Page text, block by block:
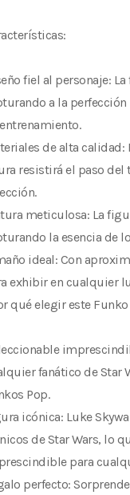
fiel al personaje:
a la perfección
de alta
resistirá el paso del
meticulosa: La
la esencia de
ideal: Con
exhibir en cualquier
qué elegir este Funko
fanático de Star
Pop.
icónica: Luke
de Star Wars, lo
para
perfecto: